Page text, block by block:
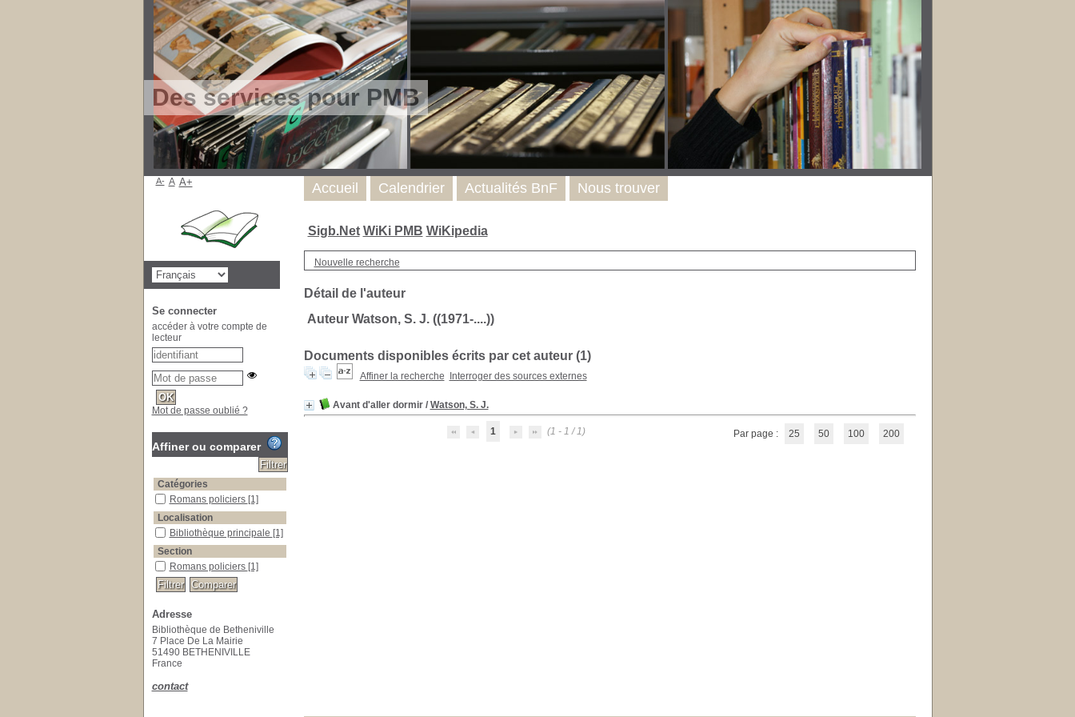
Des services pour PMB
Sigb.Net WiKi PMB WiKipedia
Nouvelle recherche
Détail de l'auteur
Auteur Watson, S. J. ((1971-....))
Documents disponibles écrits par cet auteur (1)
Affiner la recherche Interroger des sources externes
Avant d'aller dormir/ Watson, S. J.
1 (1 - 1 / 1) Par page : 25 50 100 200
Accueil Calendrier Actualités BnF Nous trouver
A- A A+
Se connecter
accéder à votre compte de
lecteur
Mot de passe oublié ?
Affiner ou comparer
Catégories
Romans policiers [1]
Localisation
Bibliothèque principale [1]
Section
Romans policiers [1]
Adresse
Bibliothèque de Betheniville
7 Place De La Mairie
51490 BETHENIVILLE
France
contact